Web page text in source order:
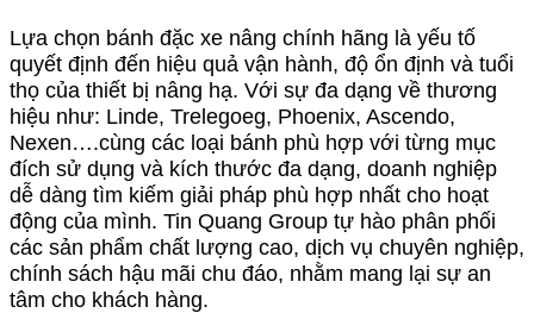
Lựa chọn bánh đặc xe nâng chính hãng là yếu tố
quyết định đến hiệu quả vận hành, độ ổn định và tuổi
thọ của thiết bị nâng hạ. Với sự đa dạng về thương
hiệu như: Linde, Trelegoeg, Phoenix, Ascendo,
Nexen….cùng các loại bánh phù hợp với từng mục
đích sử dụng và kích thước đa dạng, doanh nghiệp
dễ dàng tìm kiếm giải pháp phù hợp nhất cho hoạt
động của mình. Tin Quang Group tự hào phân phối
các sản phẩm chất lượng cao, dịch vụ chuyên nghiệp,
chính sách hậu mãi chu đáo, nhằm mang lại sự an
tâm cho khách hàng.